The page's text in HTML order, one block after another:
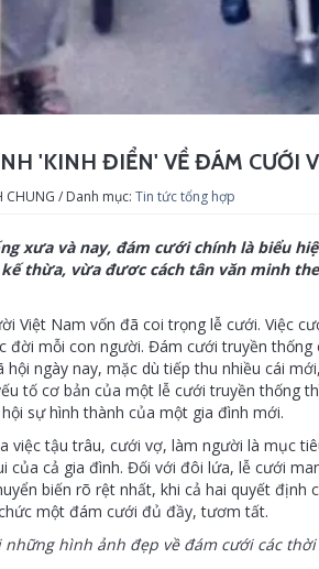
'KINH ĐIỂN' VỀ ĐÁM CƯỚI
/ Danh mục: Tin tức tổng hợp
xưa và nay, đám cưới chính là biểu
thừa, vừa đươc cách tân văn minh
Việt Nam vốn đã coi trọng lễ cưới. Việc
đời mỗi con người. Đám cưới truyền
hội ngày nay, mặc dù tiếp thu nhiều cái
tố cơ bản của một lễ cưới truyền thống
sự hình thành của một gia đình mới.
việc tậu trâu, cưới vợ, làm người là mục
của cả gia đình. Đối với đôi lứa, lễ cưới
biến rõ rệt nhất, khi cả hai quyết định
một đám cưới đủ đầy, tươm tất.
những hình ảnh đẹp về đám cưới các thời